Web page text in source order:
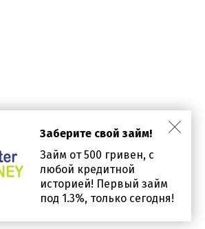
в ознакомительных целях.
Заберите свой займ!
Займ от 500 гривен, с
любой кредитной
историей! Первый займ
под 1.3%, только сегодня!